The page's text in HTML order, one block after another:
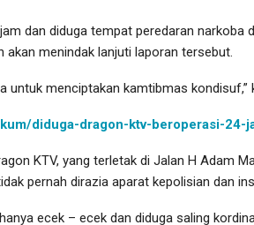
dan diduga tempat peredaran narkoba
akan menindak lanjuti laporan tersebut.
untuk menciptakan kamtibmas
diduga-dragon-ktv-beroperasi-24-
KTV, yang terletak di Jalan H Adam
pernah dirazia aparat kepolisian dan
ecek – ecek dan diduga saling